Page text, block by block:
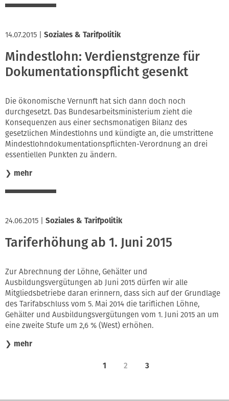
14.07.2015 Soziales & Tarifpolitik
Mindestlohn: Verdienstgrenze für
Dokumentationspflicht gesenkt
Die ökonomische Vernunft hat sich dann doch noch
durchgesetzt. Das Bundesarbeitsministerium zieht die
Konsequenzen aus einer sechsmonatigen Bilanz des
gesetzlichen Mindestlohns und kündigte an, die umstrittene
Mindestlohndokumentationspflichten-Verordnung an drei
essentiellen Punkten zu ändern.
❯ mehr
24.06.2015 Soziales & Tarifpolitik
Tariferhöhung ab 1. Juni 2015
Zur Abrechnung der Löhne, Gehälter und
Ausbildungsvergütungen ab Juni 2015 dürfen wir alle
Mitgliedsbetriebe daran erinnern, dass sich auf der Grundlage
des Tarifabschluss vom 5. Mai 2014 die tariflichen Löhne,
Gehälter und Ausbildungsvergütungen vom 1. Juni 2015 an um
eine zweite Stufe um 2,6 % (West) erhöhen.
❯ mehr
1 2 3